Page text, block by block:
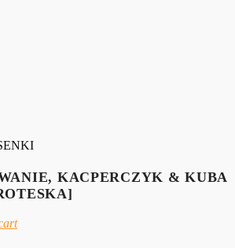
KACPERCZYK & KUBA